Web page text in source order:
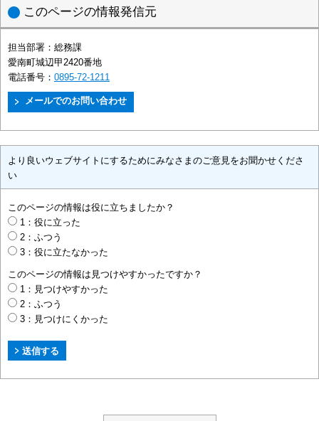
このページの情報発信元
担当部署： 総務課
愛南町城辺甲2420番地
電話番号： 0895-72-1211
より良いウェブサイトにするためにみなさまのご意見をお聞かせくださ
い
このページの情報は役に立ちましたか？
1：役に立った
2：ふつう
3：役に立たなかった
このページの情報は見つけやすかったですか？
1：見つけやすかった
2：ふつう
3：見つけにくかった